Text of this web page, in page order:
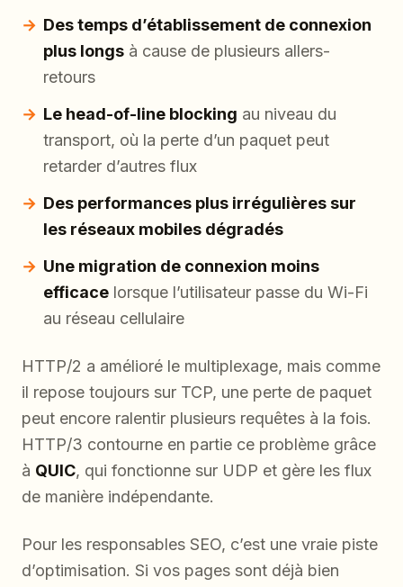
Des temps d’établissement de connexion
plus longs à cause de plusieurs allers-
retours
Le head-of-line blocking au niveau du
transport, où la perte d’un paquet peut
retarder d’autres flux
Des performances plus irrégulières sur
les réseaux mobiles dégradés
Une migration de connexion moins
efficace lorsque l’utilisateur passe du Wi-Fi
au réseau cellulaire
HTTP/2 a amélioré le multiplexage, mais comme
il repose toujours sur TCP, une perte de paquet
peut encore ralentir plusieurs requêtes à la fois.
HTTP/3 contourne en partie ce problème grâce
à QUIC, qui fonctionne sur UDP et gère les flux
de manière indépendante.
Pour les responsables SEO, c’est une vraie piste
d’optimisation. Si vos pages sont déjà bien